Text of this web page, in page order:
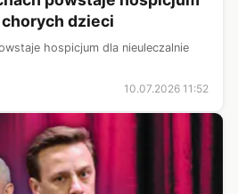
dzieci
hospicjum dla nieuleczalnie
10.07.2026 11:52